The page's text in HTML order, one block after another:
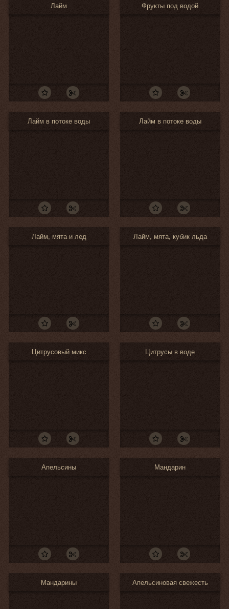
Лайм Фрукты под водой
Лайм в потоке воды Лайм в потоке воды
Лайм, мята и лед Лайм, мята, кубик льда
Цитрусовый микс Цитрусы в воде
Апельсины Мандарин
Мандарины Апельсиновая свежесть